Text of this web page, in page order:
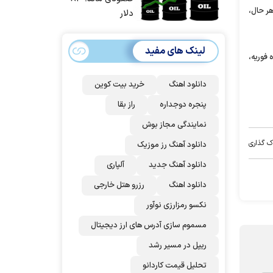
حال،
گذاری
حمله آماده بودیم
است، درست
است؟
دلار
لینک های مفید
دانلود اهنگ
خرید بیت کوین
پنجره دوجداره
راز بقا
نمایندگی مجاز بوش
دانلود آهنگ رز‌ موزیک
دانلود آهنگ جدید
آلپاری
دانلود اهنگ
رزرو هتل خارجی
نکسو رمزارزی نوآور
مسموم سازی آدرس های ارز دیجیتال
ریپل در مسیر رشد
تحلیل قیمت کاردانو